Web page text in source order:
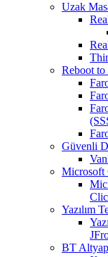
Uzak
Reboot to
Güvenli
Microsoft
Yazılım
BT